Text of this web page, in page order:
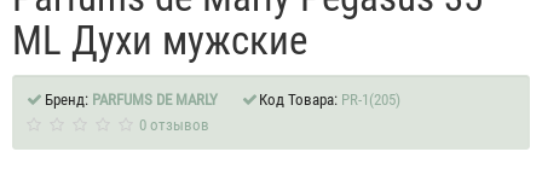
ML Духи мужские
Бренд: PARFUMS DE MARLY Код Товара: PR-1(205)
0 отзывов